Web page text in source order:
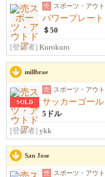
売 スポーツ・アウ
パワープレート
＄50
[登録者] Kurokuro
millbrae
SOLD
売 スポーツ・アウ
サッカーゴール
5ドル
[登録者] ykk
San Jose
売 スポーツ・アウ